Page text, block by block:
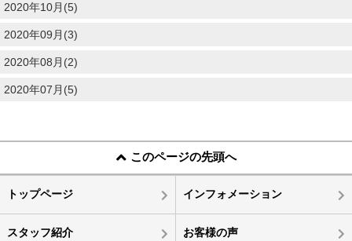
2020年10月(5)
2020年09月(3)
2020年08月(2)
2020年07月(5)
このページの先頭へ
トップページ インフォメーション
スタッフ紹介 お客様の声